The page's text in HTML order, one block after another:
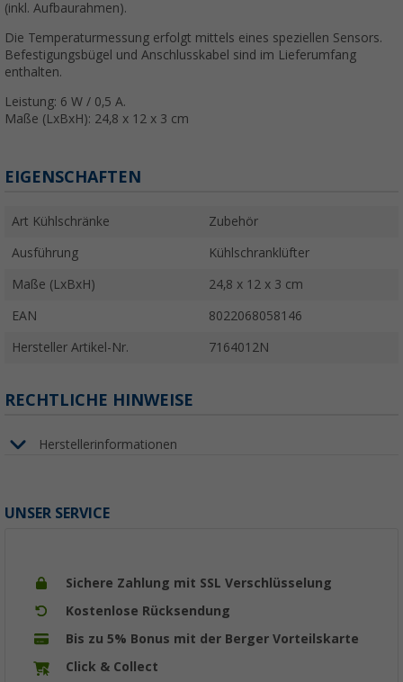
(inkl. Aufbaurahmen).
Die Temperaturmessung erfolgt mittels eines speziellen Sensors.
Befestigungsbügel und Anschlusskabel sind im Lieferumfang
enthalten.
Leistung: 6 W / 0,5 A.
Maße (LxBxH): 24,8 x 12 x 3 cm
EIGENSCHAFTEN
Art Kühlschränke Zubehör
Ausführung Kühlschranklüfter
Maße (LxBxH) 24,8 x 12 x 3 cm
EAN 8022068058146
Hersteller Artikel-Nr. 7164012N
RECHTLICHE HINWEISE
Herstellerinformationen
UNSER SERVICE
Sichere Zahlung mit SSL Verschlüsselung
Kostenlose Rücksendung
Bis zu 5% Bonus mit der Berger Vorteilskarte
Click & Collect